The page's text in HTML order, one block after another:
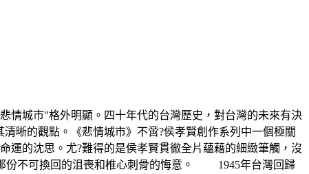
城市"格外明顯。四十年代的台灣歷史，對台灣的未來有決
晰的觀點。《悲情城市》不啻?侯孝賢創作系列中一個極關
運的沈思。尤?難得的是侯孝賢貫徹全片蘊藉的細緻筆觸，沒
份不可換回的沮喪和椎心刺骨的悔意。 1945年台灣回歸